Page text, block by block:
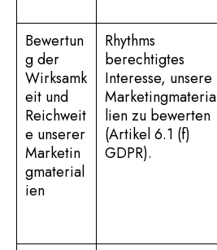
Bewertun
g der
Wirksamk
eit und
Reichweit
e unserer
Marketin
gmaterial
ien
Rhythms
berechtigtes
Interesse, unsere
Marketingmateria
lien zu bewerten
(Artikel 6.1 (f)
GDPR).